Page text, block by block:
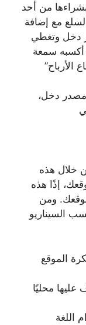
من أحد
مع إضافة
دخل وتغطي
أكسبه سمعة
الأرباح”
مصدر دخل،
خلال هذه
إذًا هذه
ومن
السيناريو
الموقع
عليها محليًا
اللغة